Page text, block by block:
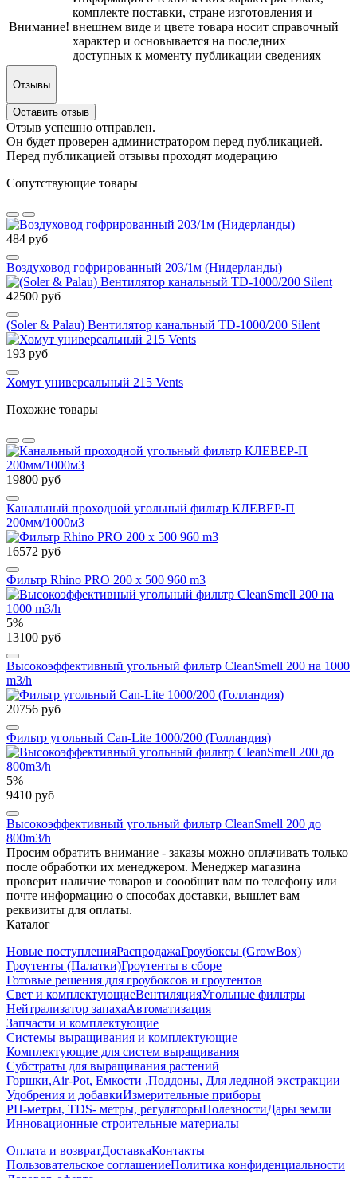
Внимание!
комплекте поставки, стране изготовления и
внешнем виде и цвете товара носит справочный
характер и основывается на последних
доступных к моменту публикации сведениях
Отзывы
Оставить отзыв
Отзыв успешно отправлен.
Он будет проверен администратором перед публикацией.
Перед публикацией отзывы проходят модерацию
Сопутствующие товары
484 руб
Воздуховод гофрированный 203/1м (Нидерланды)
42500 руб
(Soler & Palau) Вентилятор канальный TD-1000/200 Silent
193 руб
Хомут универсальный 215 Vents
Похожие товары
19800 руб
Канальный проходной угольный фильтр КЛЕВЕР-П
200мм/1000м3
16572 руб
Фильтр Rhino PRO 200 х 500 960 m3
5%
13100 руб
Высокоэффективный угольный фильтр CleanSmell 200 на 1000
m3/h
20756 руб
Фильтр угольный Can-Lite 1000/200 (Голландия)
5%
9410 руб
Высокоэффективный угольный фильтр CleanSmell 200 до
800m3/h
Просим обратить внимание - заказы можно оплачивать только
после обработки их менеджером. Менеджер магазина
проверит наличие товаров и соообщит вам по телефону или
почте информацию о способах доставки, вышлет вам
реквизиты для оплаты.
Каталог
Новые поступленияРаспродажаГроубоксы (GrowBox)
Гроутенты (Палатки)Гроутенты в сборе
Готовые решения для гроубоксов и гроутентов
Свет и комплектующиеВентиляцияУгольные фильтры
Нейтрализатор запахаАвтоматизация
Запчасти и комплектующие
Системы выращивания и комплектующие
Комплектующие для систем выращивания
Субстраты для выращивания растений
Горшки,Air-Pot, Емкости ,Поддоны, Для ледяной экстракции
Удобрения и добавкиИзмерительные приборы
РН-метры, TDS- метры, регуляторыПолезностиДары земли
Инновационные строительные материалы
Оплата и возвратДоставкаКонтакты
Пользовательское соглашениеПолитика конфиденциальности